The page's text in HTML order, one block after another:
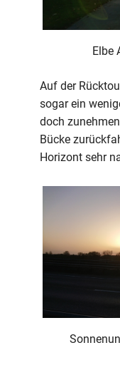
Elbe
Auf der
sogar ein
doch
Bücke
Horizont sehr